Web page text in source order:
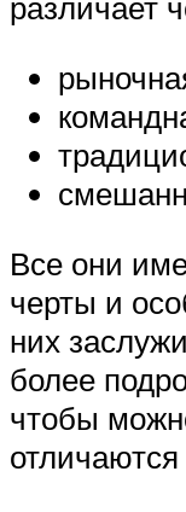
различает
Все они
черты и
них
более
чтобы
отличаются